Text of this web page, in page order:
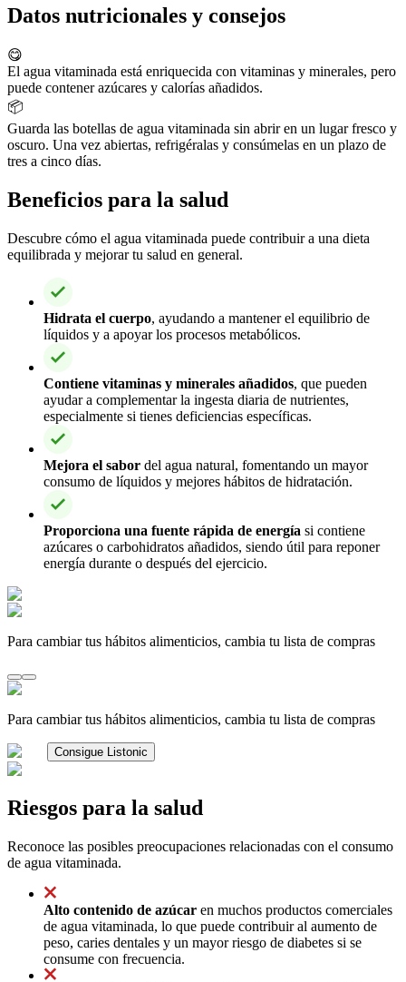
Datos nutricionales y consejos
😋
El agua vitaminada está enriquecida con vitaminas y minerales, pero
puede contener azúcares y calorías añadidos.
📦
Guarda las botellas de agua vitaminada sin abrir en un lugar fresco y
oscuro. Una vez abiertas, refrigéralas y consúmelas en un plazo de
tres a cinco días.
Beneficios para la salud
Descubre cómo el agua vitaminada puede contribuir a una dieta
equilibrada y mejorar tu salud en general.
Hidrata el cuerpo, ayudando a mantener el equilibrio de
líquidos y a apoyar los procesos metabólicos.
Contiene vitaminas y minerales añadidos, que pueden
ayudar a complementar la ingesta diaria de nutrientes,
especialmente si tienes deficiencias específicas.
Mejora el sabor del agua natural, fomentando un mayor
consumo de líquidos y mejores hábitos de hidratación.
Proporciona una fuente rápida de energía si contiene
azúcares o carbohidratos añadidos, siendo útil para reponer
energía durante o después del ejercicio.
Para cambiar tus hábitos alimenticios, cambia tu lista de compras
Para cambiar tus hábitos alimenticios, cambia tu lista de compras
Consigue Listonic
Riesgos para la salud
Reconoce las posibles preocupaciones relacionadas con el consumo
de agua vitaminada.
Alto contenido de azúcar en muchos productos comerciales
de agua vitaminada, lo que puede contribuir al aumento de
peso, caries dentales y un mayor riesgo de diabetes si se
consume con frecuencia.